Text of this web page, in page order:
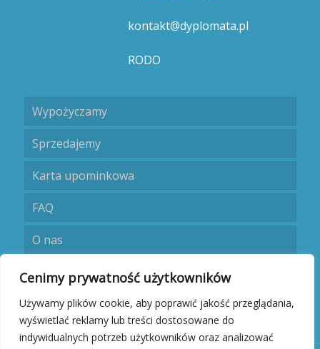
Cenimy prywatność użytkowników
Używamy plików cookie, aby poprawić jakość przeglądania,
wyświetlać reklamy lub treści dostosowane do
indywidualnych potrzeb użytkowników oraz analizować
kontakt@dyplomata.pl
RODO
Wypożyczamy
Sprzedajemy
Karta upominkowa
FAQ
O nas
Umów się
Kontakt